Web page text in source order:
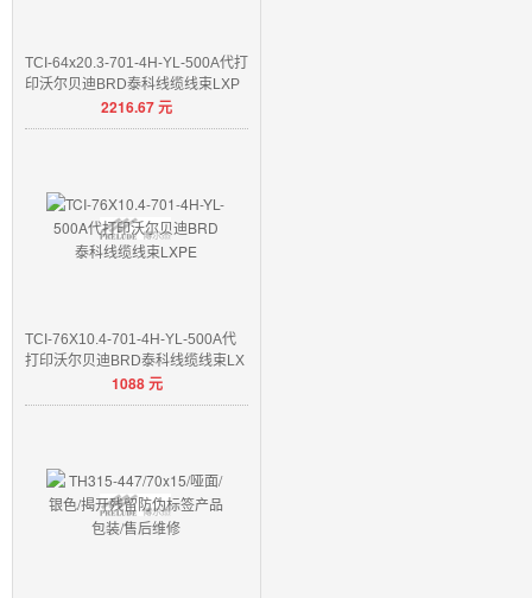
TCI-64x20.3-701-4H-YL-500A代打
印沃尔贝迪BRD泰科线缆线束LXP
2216.67元
TCI-76X10.4-701-4H-YL-500A代
打印沃尔贝迪BRD泰科线缆线束LX
1088元